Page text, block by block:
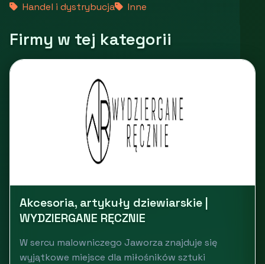
Handel i dystrybucja Inne
Firmy w tej kategorii
Akcesoria, artykuły dziewiarskie |
WYDZIERGANE RĘCZNIE
W sercu malowniczego Jaworza znajduje się
wyjątkowe miejsce dla miłośników sztuki